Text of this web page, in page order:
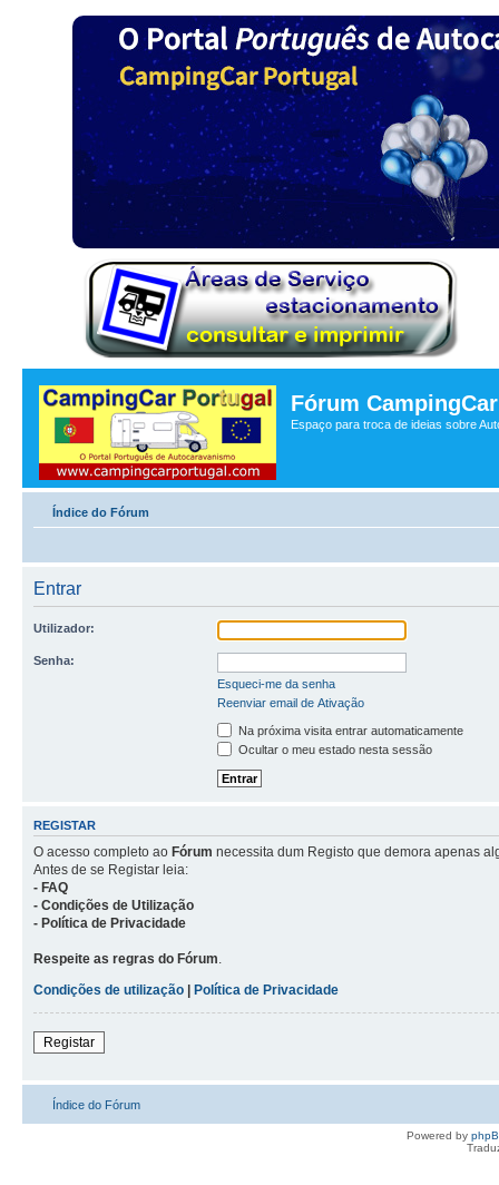
Fórum
Espaço para troca de ideias sobre
Índice do Fórum
Entrar
Utilizador:
Senha:
Esqueci-me da senha
Reenviar email de Ativação
Na próxima visita entrar automaticamente
Ocultar o meu estado nesta sessão
REGISTAR
O acesso completo ao Fórum necessita dum Registo que demora apenas
Antes de se Registar leia:
- FAQ
- Condições de Utilização
- Política de Privacidade
Respeite as regras do Fórum
Condições de utilização | Política de Privacidade
Registar
Índice do Fórum
Powered by